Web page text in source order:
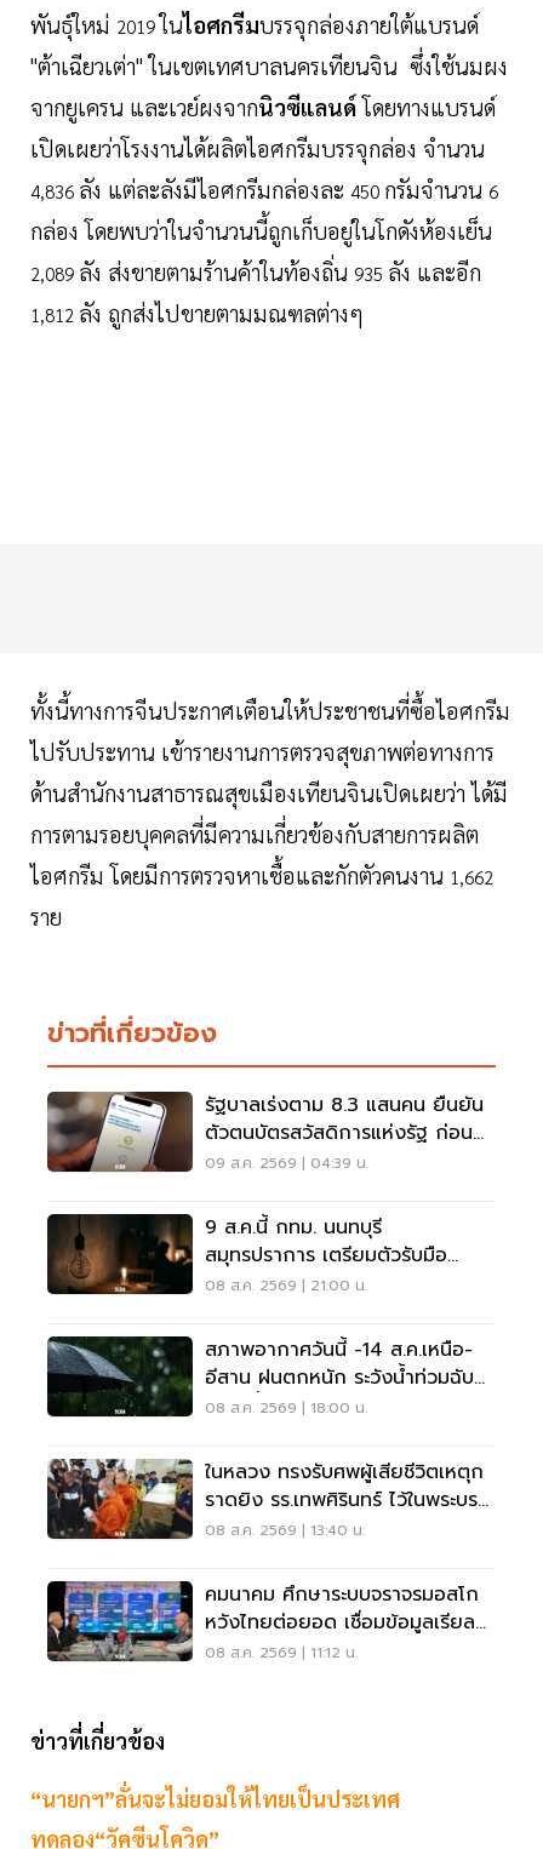
พันธุ์ใหม่ 2019 ในไอศกรีมบรรจุกล่องภายใต้แบรนด์
"ต้าเฉียวเต่า" ในเขตเทศบาลนครเทียนจิน ซึ่งใช้นมผง
จากยูเครน และเวย์ผงจากนิวซีแลนด์โดยทางแบรนด์
เปิดเผยว่าโรงงานได้ผลิตไอศกรีมบรรจุกล่อง จำนวน
4,836 ลัง แต่ละลังมีไอศกรีมกล่องละ 450 กรัมจำนวน 6
กล่อง โดยพบว่าในจำนวนนี้ถูกเก็บอยู่ในโกดังห้องเย็น
2,089 ลัง ส่งขายตามร้านค้าในท้องถิ่น 935 ลัง และอีก
1,812 ลัง ถูกส่งไปขายตามมณฑลต่างๆ
ทั้งนี้ทางการจีนประกาศเตือนให้ประชาชนที่ซื้อไอศกรีม
ไปรับประทาน เข้ารายงานการตรวจสุขภาพต่อทางการ
ด้านสำนักงานสาธารณสุขเมืองเทียนจินเปิดเผยว่า ได้มี
การตามรอยบุคคลที่มีความเกี่ยวข้องกับสายการผลิต
ไอศกรีม โดยมีการตรวจหาเชื้อและกักตัวคนงาน 1,662
ราย
ข่าวที่เกี่ยวข้อง
รัฐบาลเร่งตาม 8.3 แสนคน ยืนยัน
ตัวตนบัตรสวัสดิการแห่งรัฐ ก่อน
พลาดสิทธิ
09 ส.ค. 2569 | 04:39 น.
9 ส.ค.นี้ กทม. นนทบุรี
สมุทรปราการ เตรียมตัวรับมือ
'ไฟฟ้าดับ' หลายจุด
08 ส.ค. 2569 | 21:00 น.
สภาพอากาศวันนี้ -14 ส.ค.เหนือ-
อีสาน ฝนตกหนัก ระวังน้ำท่วมฉับ
พลัน น้ำป่าไหลหลาก
08 ส.ค. 2569 | 18:00 น.
ในหลวง ทรงรับศพผู้เสียชีวิตเหตุก
ราดยิง รร.เทพศิรินทร์ ไว้ในพระบรม
ราชานุเคราะห์
08 ส.ค. 2569 | 13:40 น.
คมนาคม ศึกษาระบบจราจรมอสโก
หวังไทยต่อยอด เชื่อมข้อมูลเรียล
ไทม์ แก้รถติด
08 ส.ค. 2569 | 11:12 น.
ข่าวที่เกี่ยวข้อง
“นายกฯ”ลั่นจะไม่ยอมให้ไทยเป็นประเทศ
ทดลอง“วัคซีนโควิด”